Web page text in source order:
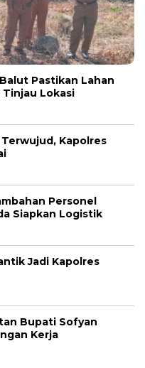
Pastikan Lahan
Tinjau Lokasi
Kapolres
Personel
Siapkan Logistik
Jadi Kapolres
Bupati Sofyan
Kerja